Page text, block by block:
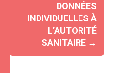
DONNÉES
INDIVIDUELLES À
L’AUTORITÉ
SANITAIRE →